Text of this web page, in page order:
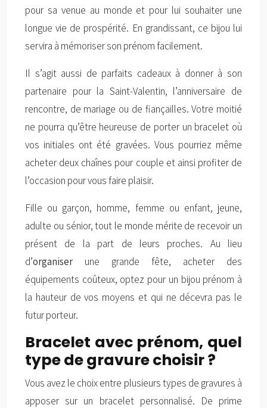
pour sa venue au monde et pour lui souhaiter une
longue vie de prospérité. En grandissant, ce bijou lui
servira à mémoriser son prénom facilement.
Il s’agit aussi de parfaits cadeaux à donner à son
partenaire pour la Saint-Valentin, l’anniversaire de
rencontre, de mariage ou de fiançailles. Votre moitié
ne pourra qu’être heureuse de porter un bracelet où
vos initiales ont été gravées. Vous pourriez même
acheter deux chaînes pour couple et ainsi profiter de
l’occasion pour vous faire plaisir.
Fille ou garçon, homme, femme ou enfant, jeune,
adulte ou sénior, tout le monde mérite de recevoir un
présent de la part de leurs proches. Au lieu
d’organiserune grande fête, acheter des
équipements coûteux, optez pour un bijou prénom à
la hauteur de vos moyens et qui ne décevra pas le
futur porteur.
Bracelet avec prénom, quel
type de gravure choisir ?
Vous avez le choix entre plusieurs types de gravures à
apposer sur un bracelet personnalisé. De prime